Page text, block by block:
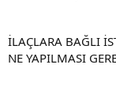
İLAÇLARA BAĞLI
NE YAPILMASI